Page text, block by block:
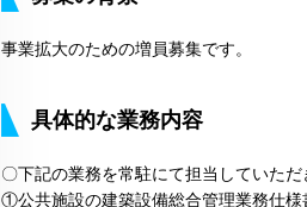
事業拡大のための増員募集です。
具体的な業務内容
〇下記の業務を常駐にて担当していただ
①公共施設の建築設備総合管理業務仕